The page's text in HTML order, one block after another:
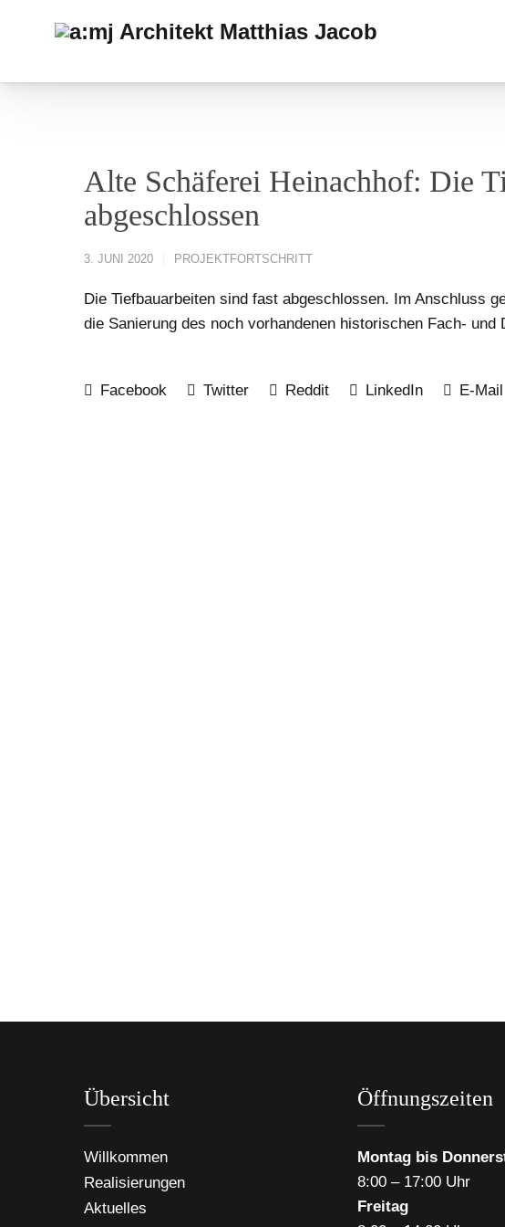
Alte Schäferei Heinachhof: Die
abgeschlossen
3. JUNI 2020 PROJEKTFORTSCHRITT
Die Tiefbauarbeiten sind fast abgeschlossen. Im Anschluss
die Sanierung des noch vorhandenen historischen Fach- und
Facebook Twitter Reddit LinkedIn E-Mail
Übersicht
Willkommen
Realisierungen
Aktuelles
Öffnungszeiten
Montag bis
8:00 – 17:00 Uhr
Freitag